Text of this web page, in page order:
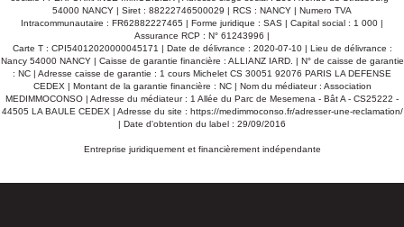
54000 NANCY | Siret : 88222746500029 | RCS : NANCY | Numero TVA
Intracommunautaire : FR62882227465 | Forme juridique : SAS | Capital social : 1 000 |
Assurance RCP : N° 61243996 |
Carte T : CPI54012020000045171 | Date de délivrance : 2020-07-10 | Lieu de délivrance :
Nancy 54000 NANCY | Caisse de garantie financière : ALLIANZ IARD. | N° de caisse de garantie
: NC | Adresse caisse de garantie : 1 cours Michelet CS 30051 92076 PARIS LA DEFENSE
CEDEX | Montant de la garantie financière : NC | Nom du médiateur : Association
MEDIMMOCONSO | Adresse du médiateur : 1 Allée du Parc de Mesemena - Bât A - CS25222 -
44505 LA BAULE CEDEX | Adresse du site : https://medimmoconso.fr/adresser-une-reclamation/
| Date d'obtention du label : 29/09/2016
Entreprise juridiquement et financièrement indépendante